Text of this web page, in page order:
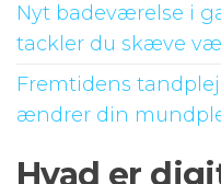
Nyt badeværelse i
tackler du skæve
Fremtidens
ændrer din
Hvad er